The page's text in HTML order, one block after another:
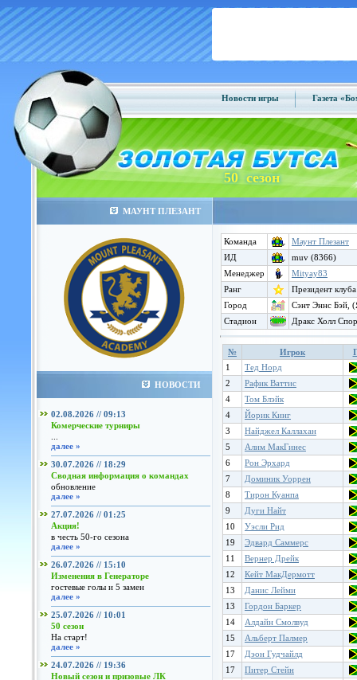
Новости игры Газета
50 сезон
МАУНТ ПЛЕЗАНТ
НОВОСТИ
02.08.2026 // 09:13
Комерческие турниры
далее »
30.07.2026 // 18:29
Сводная информация о командах
обновление
далее »
27.07.2026 // 01:25
Акция!
в честь 50-го сезона
далее »
26.07.2026 // 15:10
Изменения в Генераторе
гостевые голы и 5 замен
далее »
25.07.2026 // 10:01
50 сезон
На старт!
далее »
24.07.2026 // 19:36
Новый сезон и призовые ЛК
Команда
Маунт Плезант
ИД
muv (8366)
Менеджер
Mityay83
Ранг
Президент клуба
Город
Сэнт Эннс Бэй,
Стадион
Дракс Холл
№ Игрок
1
Тед Норд
2
Рафик Ваттис
4
Том Блэйк
4
Йорик Кинг
3
Найджел Каллахан
5
Алим МакГинес
6
Рон Эрхард
7
Доминик Уоррен
8
Тирон Куанпа
9
Дуги Найт
10
Уэсли Рид
19
Эдвард Саммерс
11
Вернер Дрейк
12
Кейт МакДермотт
13
Данис Лейми
13
Гордон Баркер
14
Алдайн Смолвуд
15
Альберт Палмер
17
Дэон Гудчайлд
17
Питер Стейн